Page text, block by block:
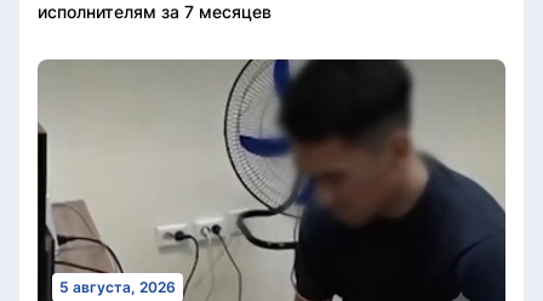
исполнителям за 7 месяцев
5 августа, 2026